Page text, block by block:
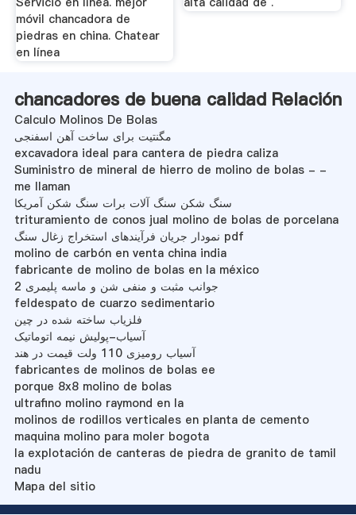
móvil chancadora de
piedras en china. Chatear
en línea
chancadores de buena calidad Relación
Calculo Molinos De Bolas
مگنتیت برای ساخت آهن اسفنجی
excavadora ideal para cantera de piedra caliza
Suministro de mineral de hierro de molino de bolas - -
me llaman
سنگ شکن سنگ آلات برات سنگ شکن آمریکا
trituramiento de conos jual molino de bolas de porcelana
نمودار جریان فرآیندهای استخراج زغال سنگ pdf
molino de carbón en venta china india
fabricante de molino de bolas en la méxico
جوانب مثبت و منفی شن و ماسه پلیمری 2
feldespato de cuarzo sedimentario
فلزیاب ساخته شده در چین
آسیاب-پولیش نیمه اتوماتیک
آسیاب رومیزی 110 ولت قیمت در هند
fabricantes de molinos de bolas ee
porque 8x8 molino de bolas
ultrafino molino raymond en la
molinos de rodillos verticales en planta de cemento
maquina molino para moler bogota
la explotación de canteras de piedra de granito de tamil
nadu
Mapa del sitio